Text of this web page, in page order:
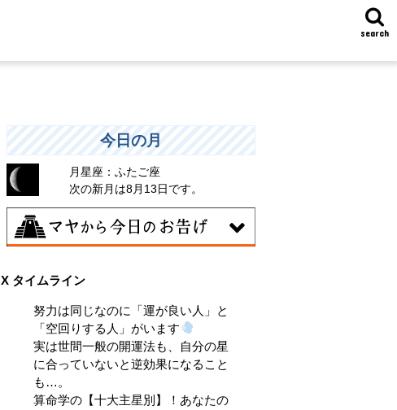
search
今日の月
月星座：ふたご座
次の新月は8月13日です。
興味のある分野で、熟練を志す日。なんと
なくではなく、そこに集中に、没頭するこ
とで、才能が開花します。
X タイムライン
努力は同じなのに「運が良い人」と
「空回りする人」がいます
実は世間一般の開運法も、自分の星
に合っていないと逆効果になること
も…。
算命学の【十大主星別】！あなたの